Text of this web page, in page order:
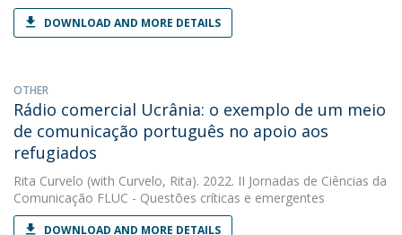
DOWNLOAD AND MORE DETAILS
OTHER
Rádio comercial Ucrânia: o exemplo de um meio
de comunicação português no apoio aos
refugiados
Rita Curvelo (with Curvelo, Rita). 2022. II Jornadas de Ciências da
Comunicação FLUC - Questões críticas e emergentes
DOWNLOAD AND MORE DETAILS